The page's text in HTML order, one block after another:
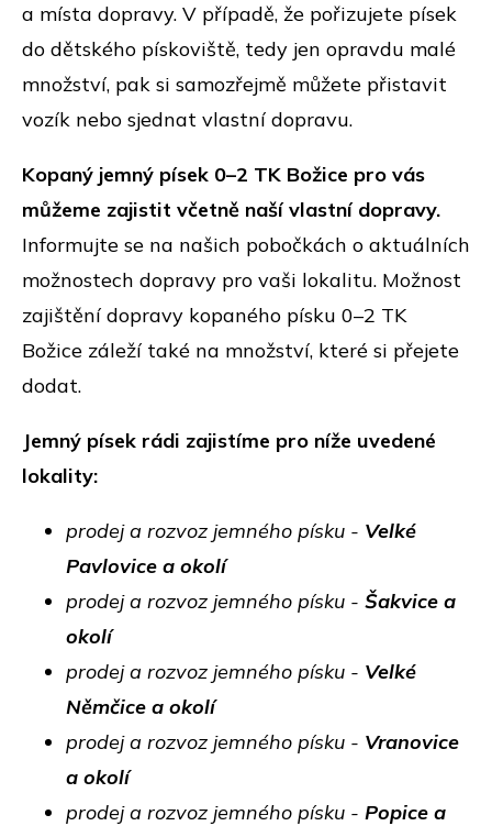
a místa dopravy. V případě, že pořizujete písek
do dětského pískoviště, tedy jen opravdu malé
množství, pak si samozřejmě můžete přistavit
vozík nebo sjednat vlastní dopravu.
Kopaný jemný písek 0–2 TK Božice pro vás
můžeme zajistit včetně naší vlastní dopravy.
Informujte se na našich pobočkách o aktuálních
možnostech dopravy pro vaši lokalitu. Možnost
zajištění dopravy kopaného písku 0–2 TK
Božice záleží také na množství, které si přejete
dodat.
Jemný písek rádi zajistíme pro níže uvedené
lokality:
prodej a rozvoz jemného písku - Velké
Pavlovice a okolí
prodej a rozvoz jemného písku - Šakvice a
okolí
prodej a rozvoz jemného písku - Velké
Němčice a okolí
prodej a rozvoz jemného písku - Vranovice
a okolí
prodej a rozvoz jemného písku - Popice a